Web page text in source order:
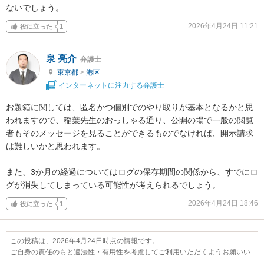
ないでしょう。
役に立った 1 2026年4月24日 11:21
泉 亮介 弁護士
東京都 > 港区
インターネットに注力する弁護士
お題箱に関しては、匿名かつ個別でのやり取りが基本となるかと思
われますので、稲葉先生のおっしゃる通り、公開の場で一般の閲覧
者もそのメッセージを見ることができるものでなければ、開示請求
は難しいかと思われます。
また、3か月の経過についてはログの保存期間の関係から、すでにロ
グが消失してしまっている可能性が考えられるでしょう。
役に立った 1 2026年4月24日 18:46
この投稿は、2026年4月24日時点の情報です。
ご自身の責任のもと適法性・有用性を考慮してご利用いただくようお願いい